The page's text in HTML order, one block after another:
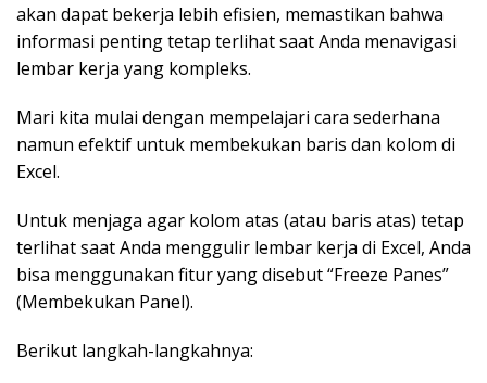
akan dapat bekerja lebih efisien, memastikan bahwa
informasi penting tetap terlihat saat Anda menavigasi
lembar kerja yang kompleks.
Mari kita mulai dengan mempelajari cara sederhana
namun efektif untuk membekukan baris dan kolom di
Excel.
Untuk menjaga agar kolom atas (atau baris atas) tetap
terlihat saat Anda menggulir lembar kerja di Excel, Anda
bisa menggunakan fitur yang disebut “Freeze Panes”
(Membekukan Panel).
Berikut langkah-langkahnya: